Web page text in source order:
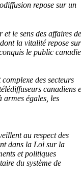
repose sur un
le sens des affaires de
la vitalité repose sur
le public
des secteurs
canadiens
armes égales, les
au respect des
dans la Loi sur la
et politiques
du système de